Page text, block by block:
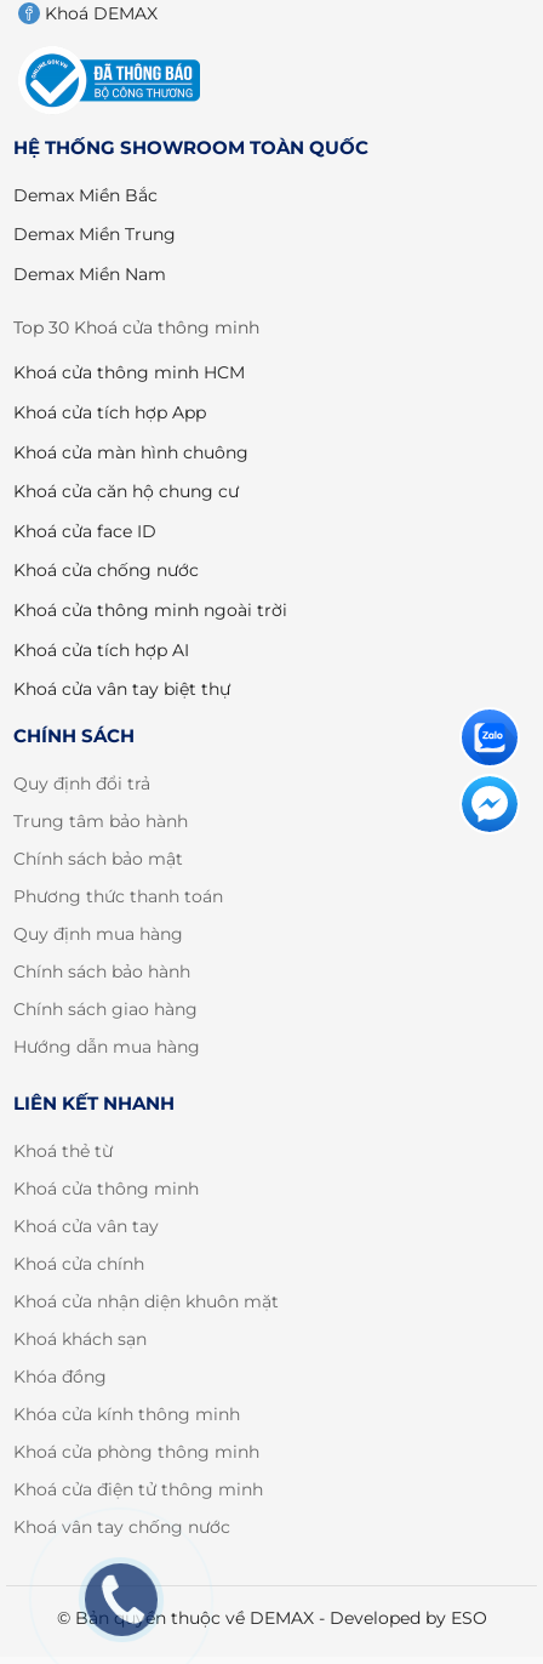
Khoá DEMAX
HỆ THỐNG SHOWROOM TOÀN QUỐC
Demax Miền Bắc
Demax Miền Trung
Demax Miền Nam
Top 30 Khoá cửa thông minh
Khoá cửa thông minh HCM
Khoá cửa tích hợp App
Khoá cửa màn hình chuông
Khoá cửa căn hộ chung cư
Khoá cửa face ID
Khoá cửa chống nước
Khoá cửa thông minh ngoài trời
Khoá cửa tích hợp AI
Khoá cửa vân tay biệt thự
CHÍNH SÁCH
Quy định đổi trả
Trung tâm bảo hành
Chính sách bảo mật
Phương thức thanh toán
Quy định mua hàng
Chính sách bảo hành
Chính sách giao hàng
Hướng dẫn mua hàng
LIÊN KẾT NHANH
Khoá thẻ từ
Khoá cửa thông minh
Khoá cửa vân tay
Khoá cửa chính
Khoá cửa nhận diện khuôn mặt
Khoá khách sạn
Khóa đồng
Khóa cửa kính thông minh
Khoá cửa phòng thông minh
Khoá cửa điện tử thông minh
Khoá vân tay chống nước
© Bản quyền thuộc về DEMAX - Developed by ESO